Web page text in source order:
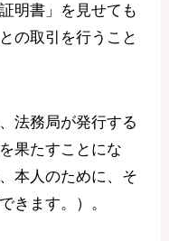
明書」を見せても
の取引を行うこと
法務局が発行する
果たすことにな
本人のために、そ
きます。）。